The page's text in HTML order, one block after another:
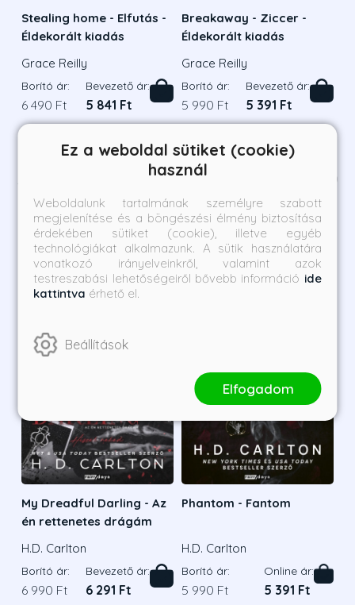
Stealing home - Elfutás -
Éldekorált kiadás
Grace Reilly
Borító ár:
6 490 Ft
Bevezető ár:
5 841 Ft
Breakaway - Ziccer -
Éldekorált kiadás
Grace Reilly
Borító ár:
5 990 Ft
Bevezető ár:
5 391 Ft
Megnézem a listát
Szerző további művei
My Dreadful Darling - Az
én rettenetes drágám
H.D. Carlton
Borító ár:
6 990 Ft
Bevezető ár:
6 291 Ft
Phantom - Fantom
H.D. Carlton
Borító ár:
5 990 Ft
Online ár:
5 391 Ft
Ez a weboldal sütiket (cookie)
használ
Weboldalunk tartalmának személyre szabott
megjelenítése és a böngészési élmény biztosítása
érdekében sütiket (cookie), illetve egyéb
technológiákat alkalmazunk. A sütik használatára
vonatkozó irányelveinkről, valamint azok
testreszabási lehetőségeiről bővebb információ ide
kattintva érhető el.
Beállítások
Elfogadom